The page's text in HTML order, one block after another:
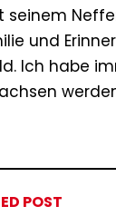
und
Ich habe
POST